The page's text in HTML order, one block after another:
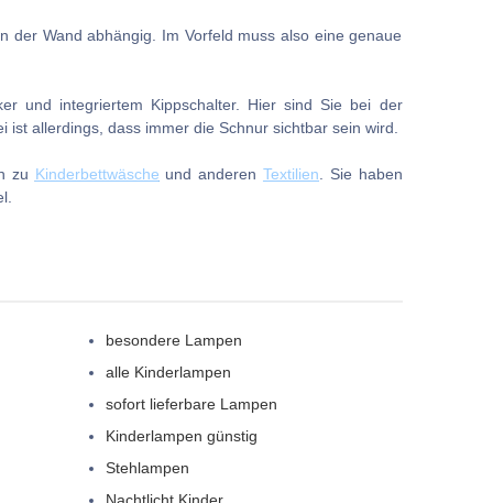
der Wand abhängig. Im Vorfeld muss also eine genaue
und integriertem Kippschalter. Hier sind Sie bei der
allerdings, dass immer die Schnur sichtbar sein wird.
zu Kinderbettwäsche und anderen Textilien. Sie haben
besondere Lampen
alle Kinderlampen
sofort lieferbare Lampen
Kinderlampen günstig
Stehlampen